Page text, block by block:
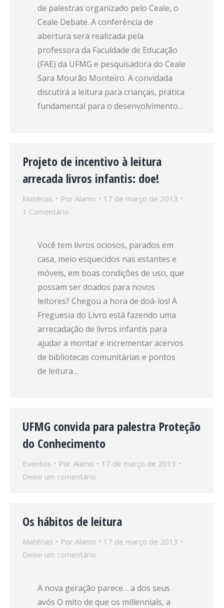
de palestras organizado pelo Ceale, o
Ceale Debate. A conferência de
abertura será realizada pela
professora da Faculdade de Educação
(FAE) da UFMG e pesquisadora do Ceale
Sara Mourão Monteiro. A convidada
discutirá a leitura para crianças, prática
fundamental para o desenvolvimento…
Projeto de incentivo à leitura
arrecada livros infantis: doe!
Matérias Por Alamo
17 de março de 2013
1 Comentário
Você tem livros ociosos, parados em
casa, meio esquecidos nas estantes e
móveis, em boas condições de uso, que
possam ser doados para novos
leitores? Chegou a hora de doá-los! A
Freguesia do Livro está fazendo uma
arrecadação de livros infantis para
ajudar a montar e incrementar acervos
de bibliotecas comunitárias e pontos
de leitura…
UFMG convida para palestra Proteção
do Conhecimento
Eventos Por Alamo
17 de março de 2013
Deixe um comentário
Os hábitos de leitura
Matérias Por Alamo
17 de março de 2013
Deixe um comentário
A nova geração parece… a dos seus
avós O mito de que os millennials, a